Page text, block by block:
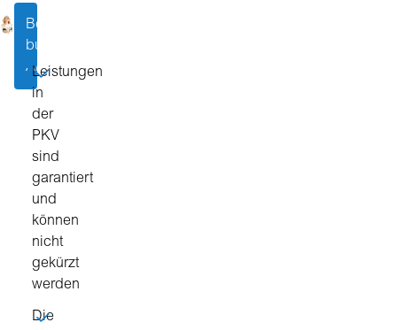
Leistungen
in
der
PKV
sind
garantiert
und
können
nicht
gekürzt
werden
Die
Zur
Anmeldung
Beratung
buchen